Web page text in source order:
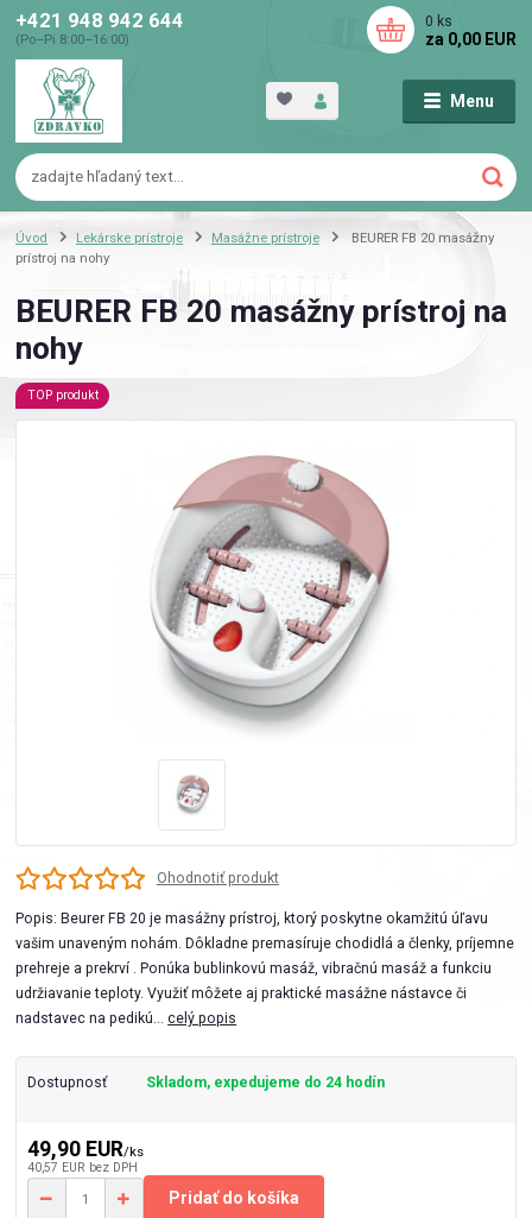
Menu
+421 948 942 644
(Po–Pi 8:00–16:00)
0 ks
za 0,00 EUR
Úvod Lekárske prístroje Masážne prístroje
BEURER FB 20 masážny
prístroj na nohy
BEURER FB 20 masážny prístroj na
nohy
TOP produkt
Ohodnotiť produkt
Popis: Beurer FB 20 je masážny prístroj, ktorý poskytne okamžitú úľavu
vašim unaveným nohám. Dôkladne premasíruje chodidlá a členky, príjemne
prehreje a prekrví . Ponúka bublinkovú masáž, vibračnú masáž a funkciu
udržiavanie teploty. Využiť môžete aj praktické masážne nástavce či
nadstavec na pedikú...celý popis
Dostupnosť Skladom, expedujeme do 24 hodín
49,90 EUR/ks
40,57 EUR bez DPH
Pridať do košíka